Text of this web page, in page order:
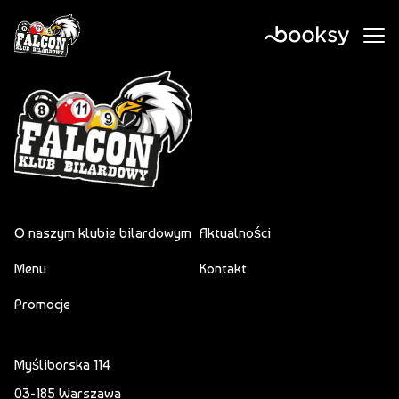
O naszym klubie bilardowym
Menu
Promocje
Aktualności
Kontakt
Myśliborska 114
03-185 Warszawa